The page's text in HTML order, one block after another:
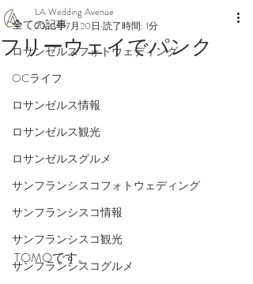
全ての記事
ロサンゼルスフォトウェディング
OCライフ
ロサンゼルス情報
ロサンゼルス観光
ロサンゼルスグルメ
サンフランシスコフォトウェディング
サンフランシスコ情報
サンフランシスコ観光
サンフランシスコグルメ
フリーウェイでパンク
LA Wedding Avenue
2023年7月20日 読了時間: 1分
TOMOです。